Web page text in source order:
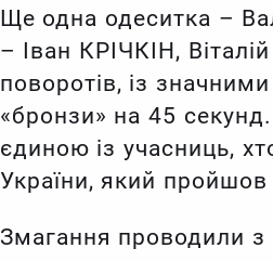
Ще одна одеситка –
– Іван КРІЧКІН,
поворотів, із
«бронзи» на 45
єдиною із учасниць,
України, який
Змагання проводили